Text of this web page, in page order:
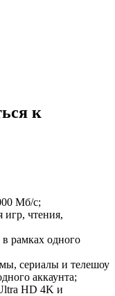
к
Мб/с;
игр, чтения,
в рамках одного
сериалы и телешоу
аккаунта;
HD 4K и